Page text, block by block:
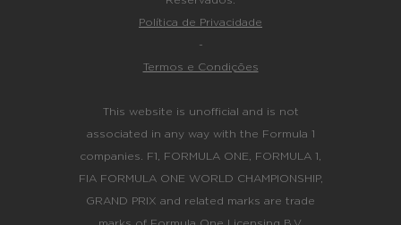
Política de Privacidade
-
Termos e Condições
This website is unofficial and is not
associated in any way with the Formula 1
companies. F1, FORMULA ONE, FORMULA 1,
FIA FORMULA ONE WORLD CHAMPIONSHIP,
GRAND PRIX and related marks are trade